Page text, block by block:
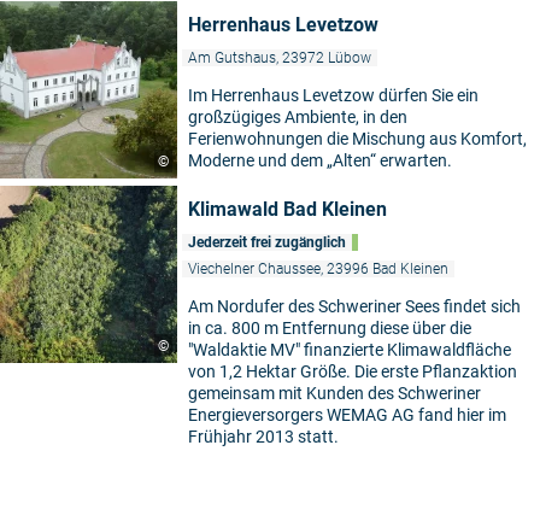
©
Herrenhaus Levetzow
Am Gutshaus, 23972 Lübow
Im Herrenhaus Levetzow dürfen Sie ein
großzügiges Ambiente, in den
Ferienwohnungen die Mischung aus Komfort,
Moderne und dem „Alten“ erwarten.
©
Klimawald Bad Kleinen
Jederzeit frei zugänglich
Viechelner Chaussee, 23996 Bad Kleinen
Am Nordufer des Schweriner Sees findet sich
in ca. 800 m Entfernung diese über die
"Waldaktie MV" finanzierte Klimawaldfläche
von 1,2 Hektar Größe. Die erste Pflanzaktion
gemeinsam mit Kunden des Schweriner
Energieversorgers WEMAG AG fand hier im
Frühjahr 2013 statt.